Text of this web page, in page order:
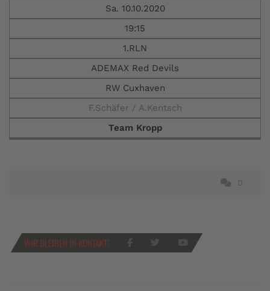
Sa. 10.10.2020
19:15
1.RLN
ADEMAX Red Devils
RW Cuxhaven
F.Schäfer / A.Kentsch
Team Kropp
0
WIR BLEIBEN IN KONTAKT!